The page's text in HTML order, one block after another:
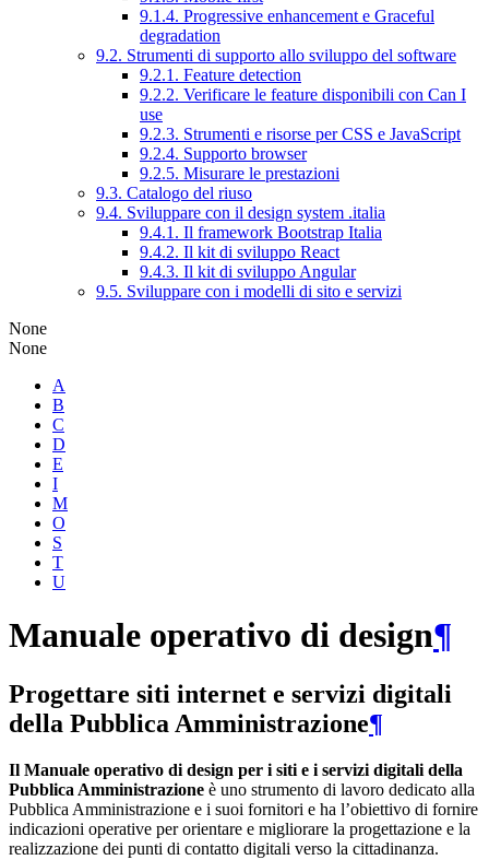
9.1.4. Progressive enhancement e Graceful
degradation
9.2. Strumenti di supporto allo sviluppo del software
9.2.1. Feature detection
9.2.2. Verificare le feature disponibili con Can I
use
9.2.3. Strumenti e risorse per CSS e JavaScript
9.2.4. Supporto browser
9.2.5. Misurare le prestazioni
9.3. Catalogo del riuso
9.4. Sviluppare con il design system .italia
9.4.1. Il framework Bootstrap Italia
9.4.2. Il kit di sviluppo React
9.4.3. Il kit di sviluppo Angular
9.5. Sviluppare con i modelli di sito e servizi
None
None
A
B
C
D
E
I
M
O
S
T
U
Manuale operativo di design¶
Progettare siti internet e servizi digitali
della Pubblica Amministrazione¶
Il Manuale operativo di design per i siti e i servizi digitali della
Pubblica Amministrazione è uno strumento di lavoro dedicato alla
Pubblica Amministrazione e i suoi fornitori e ha l’obiettivo di fornire
indicazioni operative per orientare e migliorare la progettazione e la
realizzazione dei punti di contatto digitali verso la cittadinanza.